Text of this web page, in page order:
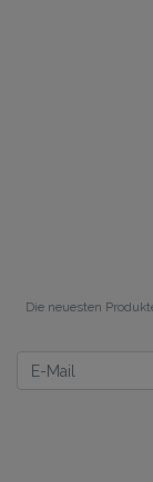
Die neuesten